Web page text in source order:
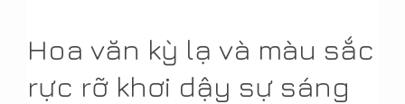
Hoa văn kỳ lạ và màu sắc
rực rỡ khơi dậy sự sáng